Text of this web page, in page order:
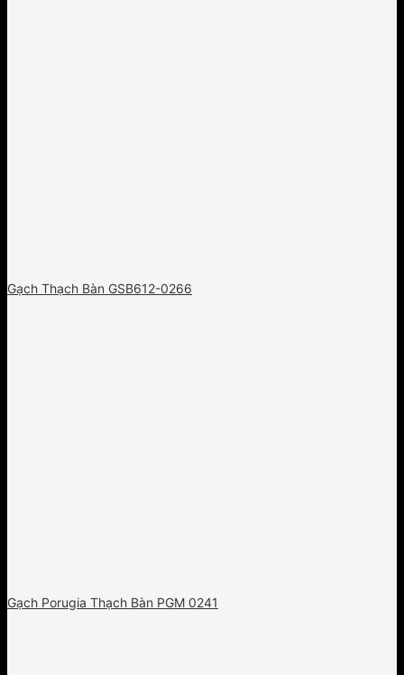
Gạch Thạch Bàn GSB612-0266
Gạch Porugia Thạch Bàn PGM 0241